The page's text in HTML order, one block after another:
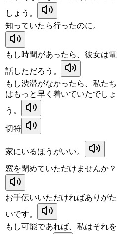
しょう。
知っていたら行ったのに。
もし時間があったら、彼女は電
話しただろう。
もし渋滞がなかったら、私たち
はもっと早く着いていたでしょ
う。
切符
家にいるほうがいい。
窓を閉めていただけませんか？
お手伝いいただければありがた
いです。
もし可能であれば、私はそれを